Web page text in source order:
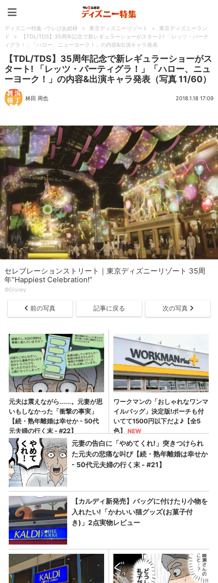
ディズニー特集 -ウレぴあ総研 > 東京ディズニーリゾート >
東京ディズニーラン
ド
>
【TDL/TDS】35周年記念で新レギュラーショーがスタート! 「レッツ・パーテ
ィグラ！」「ハロー、ニューヨーク！」の内容&出演キャラ発表
【TDL/TDS】35周年記念で新レギュラーショーがス
タート! 「レッツ・パーティグラ！」「ハロー、ニュ
ーヨーク！」の内容&出演キャラ発表（写真 11/60）
林田 周也 2018.1.18 17:09
セレブレーションストリート｜東京ディズニーリゾート 35周
年“Happiest Celebration!”
©︎Disney
前の写真 記事に戻る 次の写真